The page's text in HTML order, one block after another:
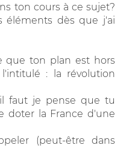
ton cours à ce sujet?
éléments dès que j'ai
que ton plan est hors
: la révolution
faut je pense que tu
doter la France d'une
(peut-être dans